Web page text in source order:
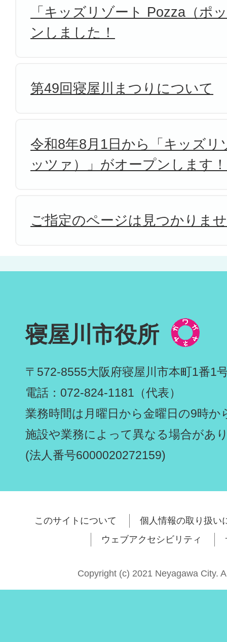
「キッズリゾート Pozza（ポ
ンしました！
第49回寝屋川まつりについて
令和8年8月1日から「キッズリ
ッツァ）」がオープンします！
ご指定のページは見つかりま
寝屋川市役所
〒572-8555大阪府寝屋川市本町1番1
電話：072-824-1181（代表）
業務時間は月曜日から金曜日の9時か
施設や業務によって異なる場合があ
(法人番号6000020272159)
このサイトについて
個人情報の取り扱い
ウェブアクセシビリティ
Copyright (c) 2021 Neyagawa City.